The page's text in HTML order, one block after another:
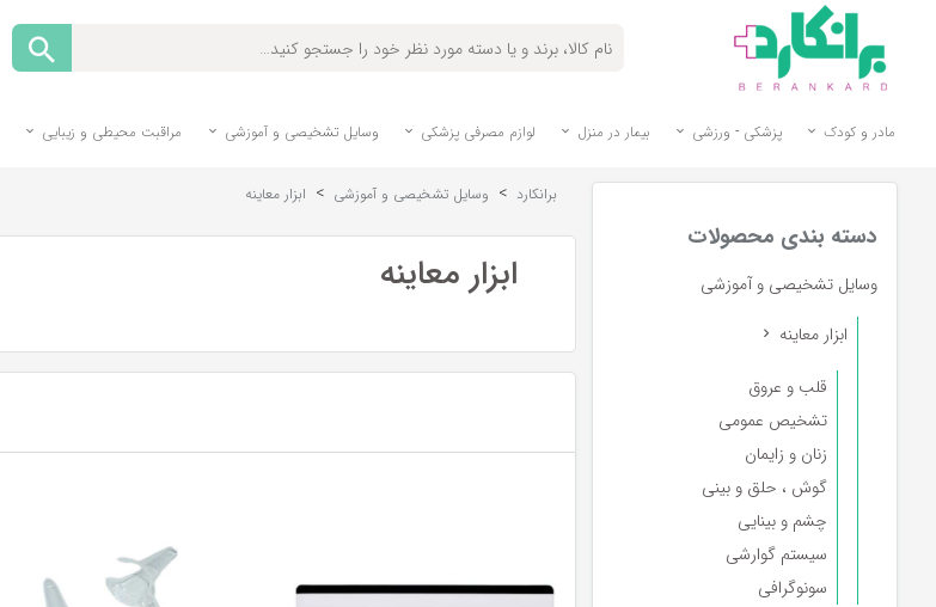
مادر و کودک پزشکی - ورزشی بیمار در منزل لوازم مصرفی پزشکی وسایل تشخیصی و آموزشی مراقبت محیطی و زیبایی
دسته بندی محصولات
وسایل تشخیصی و آموزشی
ابزار معاینه
قلب و عروق
تشخیص عمومی
زنان و زایمان
گوش ، حلق و بینی
چشم و بینایی
سیستم گوارشی
سونوگرافی
برانکارد > وسایل تشخیصی و آموزشی > ابزار معاینه
ابزار معاینه